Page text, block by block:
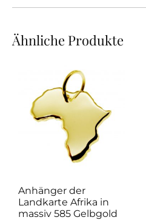
Ähnliche Produkte
Anhänger der
Landkarte Afrika in
massiv 585 Gelbgold